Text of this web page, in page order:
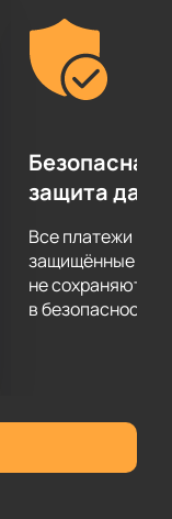
Безопасная
защита
Все платежи
защищённые
не сохраняются
в безопасности.